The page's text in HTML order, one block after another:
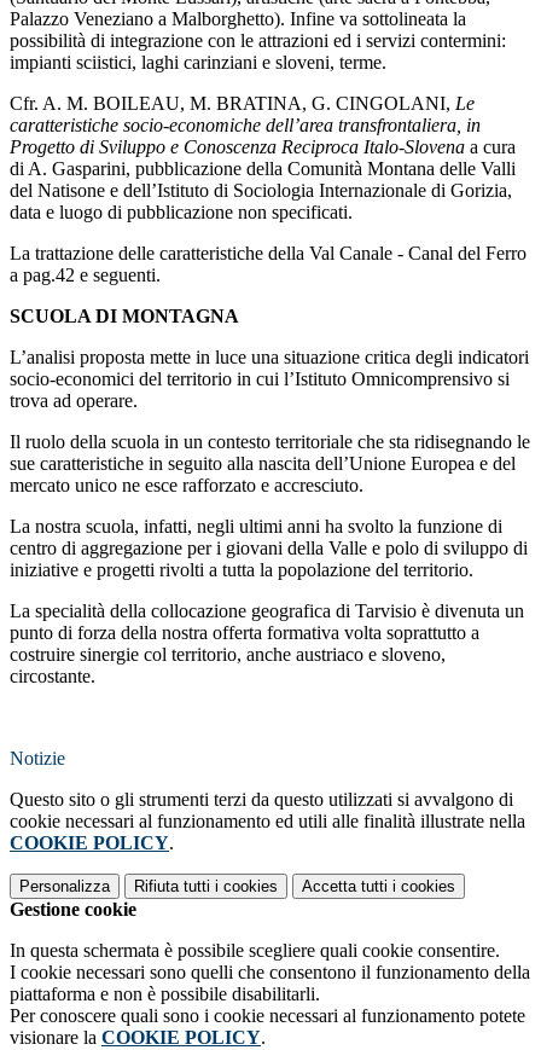
Palazzo Veneziano a Malborghetto). Infine va sottolineata la
possibilità di integrazione con le attrazioni ed i servizi contermini:
impianti sciistici, laghi carinziani e sloveni, terme.
Cfr. A. M. BOILEAU, M. BRATINA, G. CINGOLANI, Le
caratteristiche socio-economiche dell’area transfrontaliera, in
Progetto di Sviluppo e Conoscenza Reciproca Italo-Slovena a cura
di A. Gasparini, pubblicazione della Comunità Montana delle Valli
del Natisone e dell’Istituto di Sociologia Internazionale di Gorizia,
data e luogo di pubblicazione non specificati.
La trattazione delle caratteristiche della Val Canale - Canal del Ferro
a pag.42 e seguenti.
SCUOLA DI MONTAGNA
L’analisi proposta mette in luce una situazione critica degli indicatori
socio-economici del territorio in cui l’Istituto Omnicomprensivo si
trova ad operare.
Il ruolo della scuola in un contesto territoriale che sta ridisegnando le
sue caratteristiche in seguito alla nascita dell’Unione Europea e del
mercato unico ne esce rafforzato e accresciuto.
La nostra scuola, infatti, negli ultimi anni ha svolto la funzione di
centro di aggregazione per i giovani della Valle e polo di sviluppo di
iniziative e progetti rivolti a tutta la popolazione del territorio.
La specialità della collocazione geografica di Tarvisio è divenuta un
punto di forza della nostra offerta formativa volta soprattutto a
costruire sinergie col territorio, anche austriaco e sloveno,
circostante.
Notizie
Questo sito o gli strumenti terzi da questo utilizzati si avvalgono di
cookie necessari al funzionamento ed utili alle finalità illustrate nella
COOKIE POLICY.
Personalizza Rifiuta tutti i cookies Accetta tutti i cookies
Gestione cookie
In questa schermata è possibile scegliere quali cookie consentire.
I cookie necessari sono quelli che consentono il funzionamento della
piattaforma e non è possibile disabilitarli.
Per conoscere quali sono i cookie necessari al funzionamento potete
visionare la COOKIE POLICY.